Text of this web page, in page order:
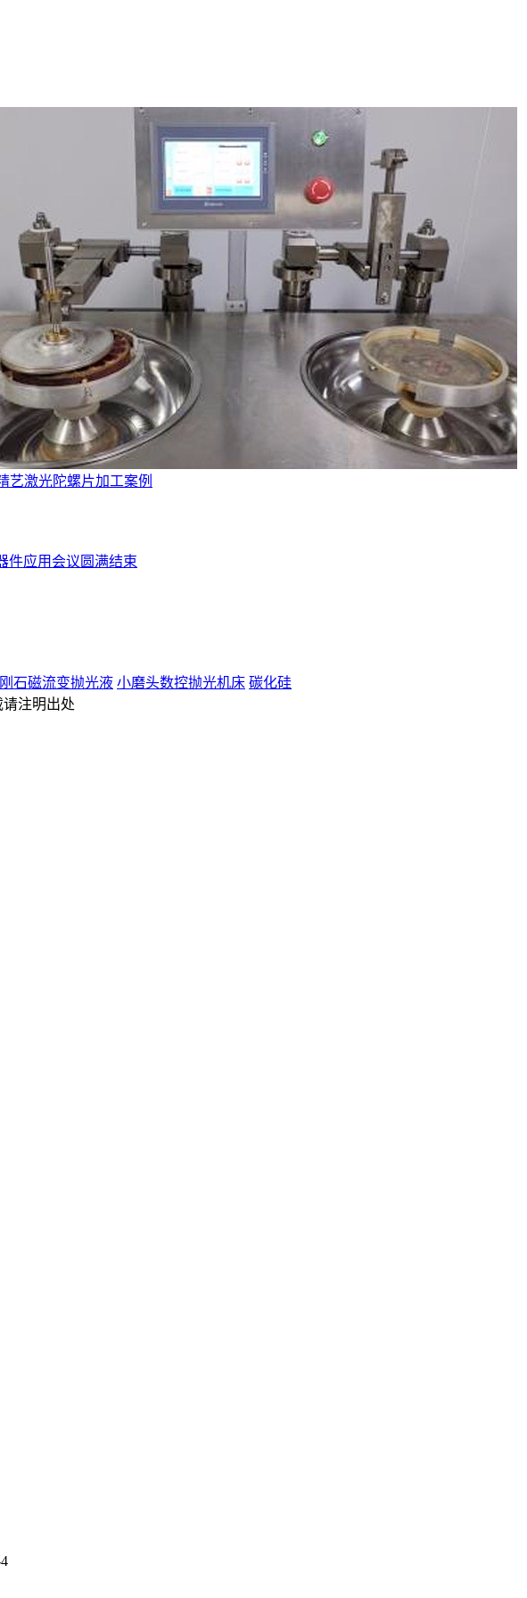
艺激光陀螺片加工案例
件应用会议圆满结束
石磁流变抛光液 小磨头数控抛光机床 碳化硅
请注明出处